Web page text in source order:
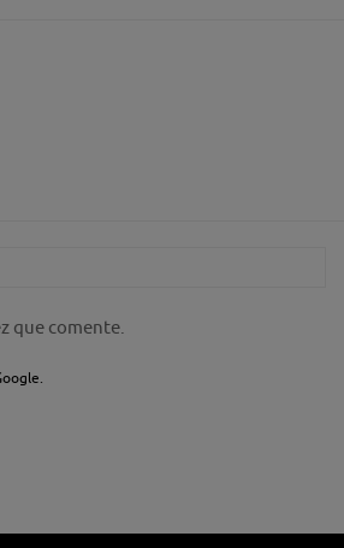
que comente.